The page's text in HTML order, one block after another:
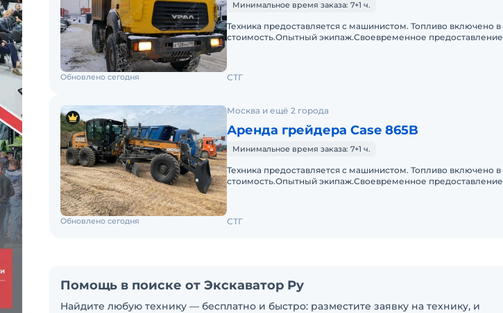
Минимальное время заказа: 7+1 ч.
Техника предоставляется с машинистом. Топливо включено в
стоимость.Опытный экипаж.Своевременное предоставление
Обновлено сегодня СТГ
Москва и ещё 2 города
Аренда грейдера Case 865B
Минимальное время заказа: 7+1 ч.
Техника предоставляется с машинистом. Топливо включено в
стоимость.Опытный экипаж.Своевременное предоставление
Обновлено сегодня СТГ
Помощь в поиске от Экскаватор Ру
Найдите любую технику — бесплатно и быстро: разместите заявку на технику, и